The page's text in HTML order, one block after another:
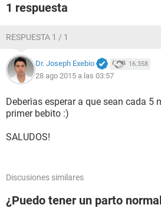
1 respuesta
RESPUESTA 1 / 1
Dr. Joseph Exebio 16.358
28 ago 2015 a las 03:57
Deberìas esperar a que sean cada 5
primer bebito :)
SALUDOS!
Discusiones similares
¿Puedo tener un parto